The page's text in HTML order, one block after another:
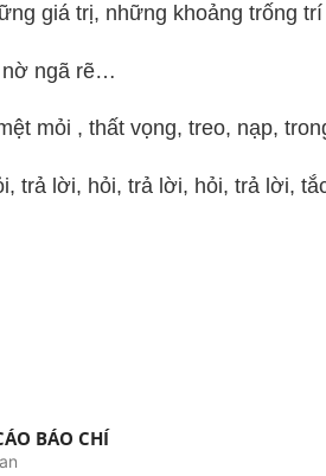
giá trị, những khoảng trống
nờ ngã rẽ…
mỏi , thất vọng, treo, nạp,
trả lời, hỏi, trả lời, hỏi, trả lời,
BÁO CHÍ